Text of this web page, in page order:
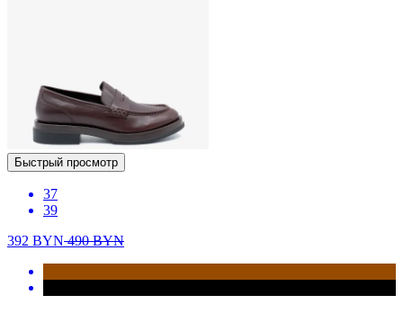
Быстрый просмотр
37
39
392 BYN490BYN